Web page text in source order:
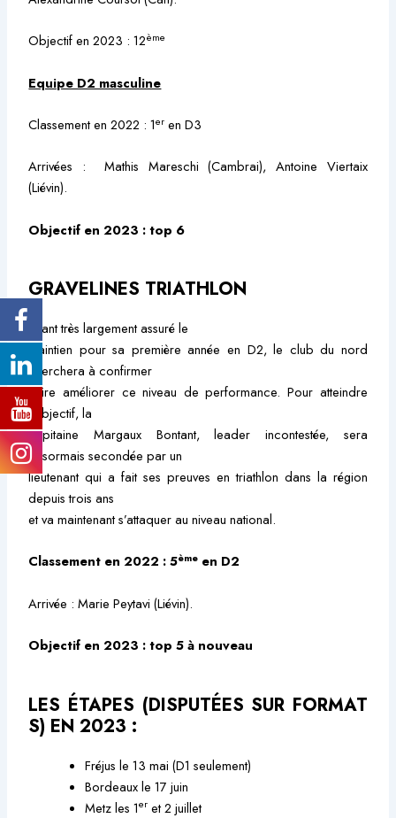
Objectif en 2023 : 12ème
Equipe D2 masculine
Classement en 2022 : 1er en D3
Arrivées : Mathis Mareschi (Cambrai), Antoine Viertaix
(Liévin).
Objectif en 2023 : top 6
GRAVELINES TRIATHLON
Ayant très largement assuré le
maintien pour sa première année en D2, le club du nord
cherchera à confirmer
voire améliorer ce niveau de performance. Pour atteindre
l’objectif, la
capitaine Margaux Bontant, leader incontestée, sera
désormais secondée par un
lieutenant qui a fait ses preuves en triathlon dans la région
depuis trois ans
et va maintenant s’attaquer au niveau national.
Classement en 2022 : 5ème en D2
Arrivée : Marie Peytavi (Liévin).
Objectif en 2023 : top 5 à nouveau
LES ÉTAPES (DISPUTÉES SUR FORMAT
S) EN 2023 :
Fréjus le 13 mai (D1 seulement)
Bordeaux le 17 juin
Metz les 1er et 2 juillet